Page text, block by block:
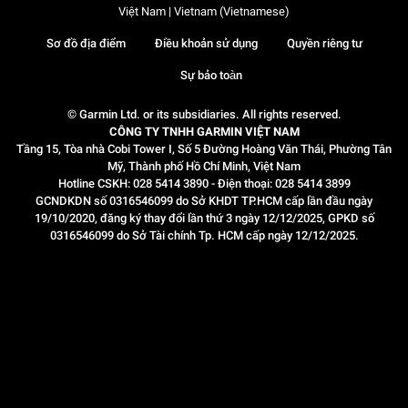
© Garmin Ltd. or its subsidiaries. All rights reserved.
CÔNG TY TNHH GARMIN VIỆT NAM
Tầng 15, Tòa nhà Cobi Tower I, Số 5 Đường Hoàng Văn Thái, Phường Tân
Mỹ, Thành phố Hồ Chí Minh, Việt Nam
Hotline CSKH: 028 5414 3890 - Điện thoại: 028 5414 3899
GCNDKDN số 0316546099 do Sở KHDT TP.HCM cấp lần đầu ngày
19/10/2020, đăng ký thay đổi lần thứ 3 ngày 12/12/2025, GPKD số
0316546099 do Sở Tài chính Tp. HCM cấp ngày 12/12/2025.
Sơ đồ địa điểm Điều khoản sử dụng Quyền riêng tư
Sự bảo toàn
Việt Nam | Vietnam (Vietnamese)